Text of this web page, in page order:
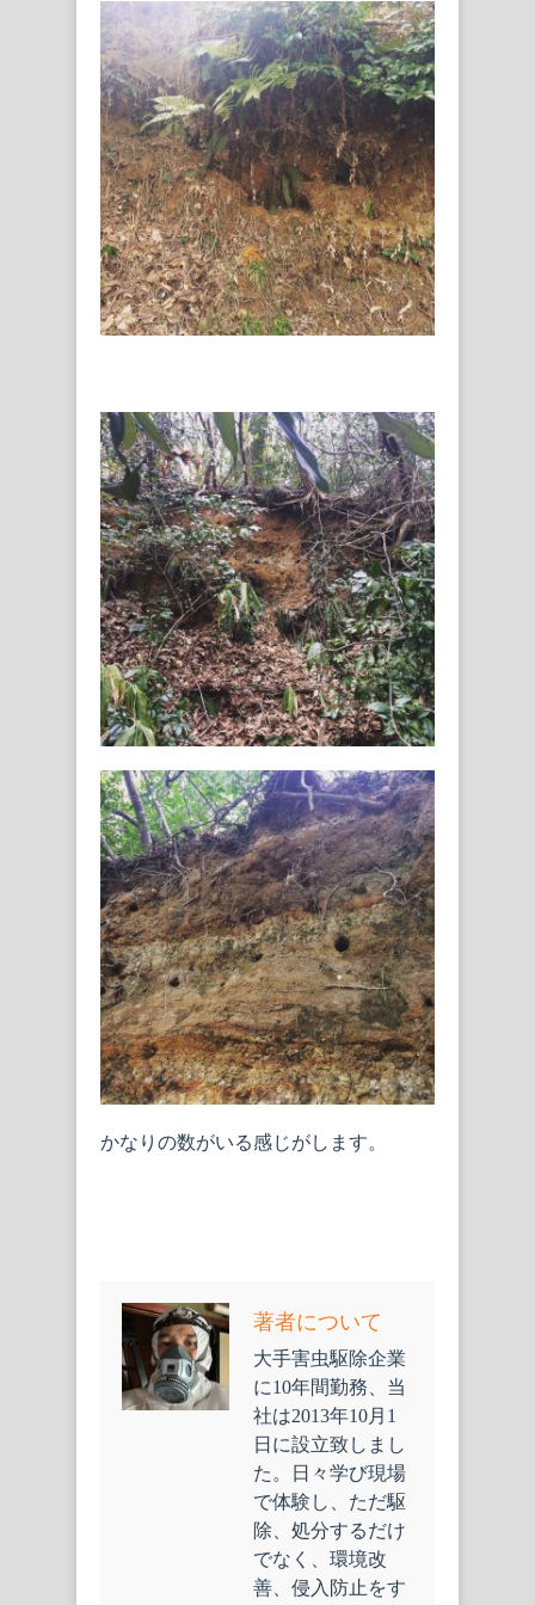
かなりの数がいる感じがします。
著者について
大手害虫駆除企業
に10年間勤務、当
社は2013年10月1
日に設立致しまし
た。日々学び現場
で体験し、ただ駆
除、処分するだけ
でなく、環境改
善、侵入防止をす